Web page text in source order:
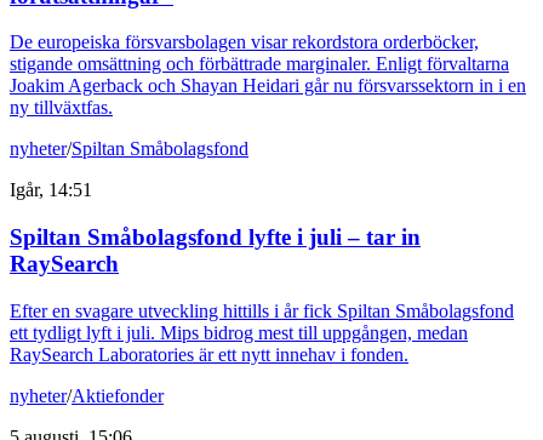
De europeiska försvarsbolagen visar rekordstora orderböcker,
stigande omsättning och förbättrade marginaler. Enligt förvaltarna
Joakim Agerback och Shayan Heidari går nu försvarssektorn in i en
ny tillväxtfas.
nyheter/Spiltan Småbolagsfond
Igår, 14:51
Spiltan Småbolagsfond lyfte i juli – tar in
RaySearch
Efter en svagare utveckling hittills i år fick Spiltan Småbolagsfond
ett tydligt lyft i juli. Mips bidrog mest till uppgången, medan
RaySearch Laboratories är ett nytt innehav i fonden.
nyheter/Aktiefonder